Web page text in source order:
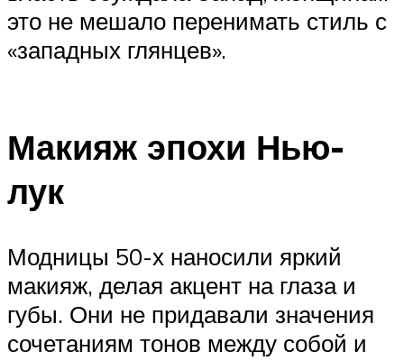
это не мешало перенимать стиль с
«западных глянцев».
Макияж эпохи Нью-
лук
Модницы 50-х наносили яркий
макияж, делая акцент на глаза и
губы. Они не придавали значения
сочетаниям тонов между собой и